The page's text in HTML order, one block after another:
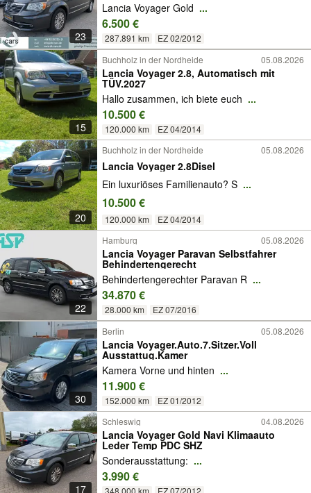
23
Lancia Voyager Gold ...
6.500 €
287.891 km EZ 02/2012
15
Buchholz in der Nordheide 05.08.2026
Lancia Voyager 2.8, Automatisch mit
TÜV.2027
Hallo zusammen, ich biete euch ...
10.500 €
120.000 km EZ 04/2014
20
Buchholz in der Nordheide 05.08.2026
Lancia Voyager 2.8Disel
Ein luxuriöses Familienauto? S ...
10.500 €
120.000 km EZ 04/2014
22
Hamburg 05.08.2026
Lancia Voyager Paravan Selbstfahrer
Behindertengerecht
Behindertengerechter Paravan R ...
34.870 €
28.000 km EZ 07/2016
30
Berlin 05.08.2026
Lancia Voyager.Auto.7.Sitzer.Voll
Ausstattug.Kamer
Kamera Vorne und hinten ...
11.900 €
152.000 km EZ 01/2012
17
Schleswig 04.08.2026
Lancia Voyager Gold Navi Klimaauto
Leder Temp PDC SHZ
Sonderausstattung: ...
3.990 €